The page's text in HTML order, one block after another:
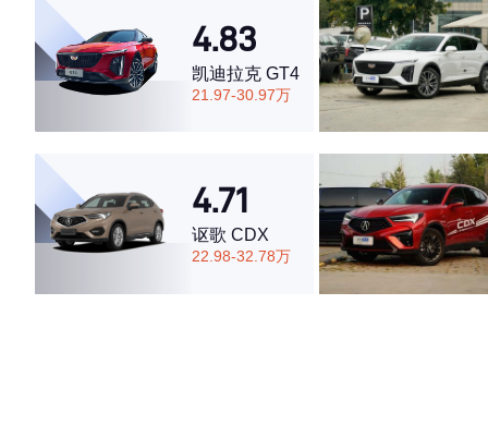
·空间表现一般，低于70%同级车
4.83
凯迪拉克 GT4
21.97-30.97万
4.71
讴歌 CDX
22.98-32.78万